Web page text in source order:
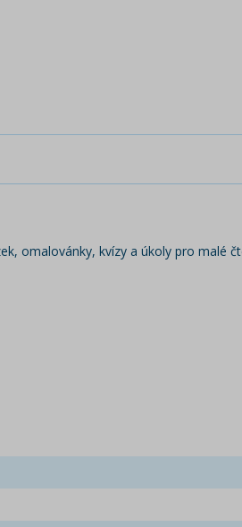
omalovánky, kvízy a úkoly pro malé